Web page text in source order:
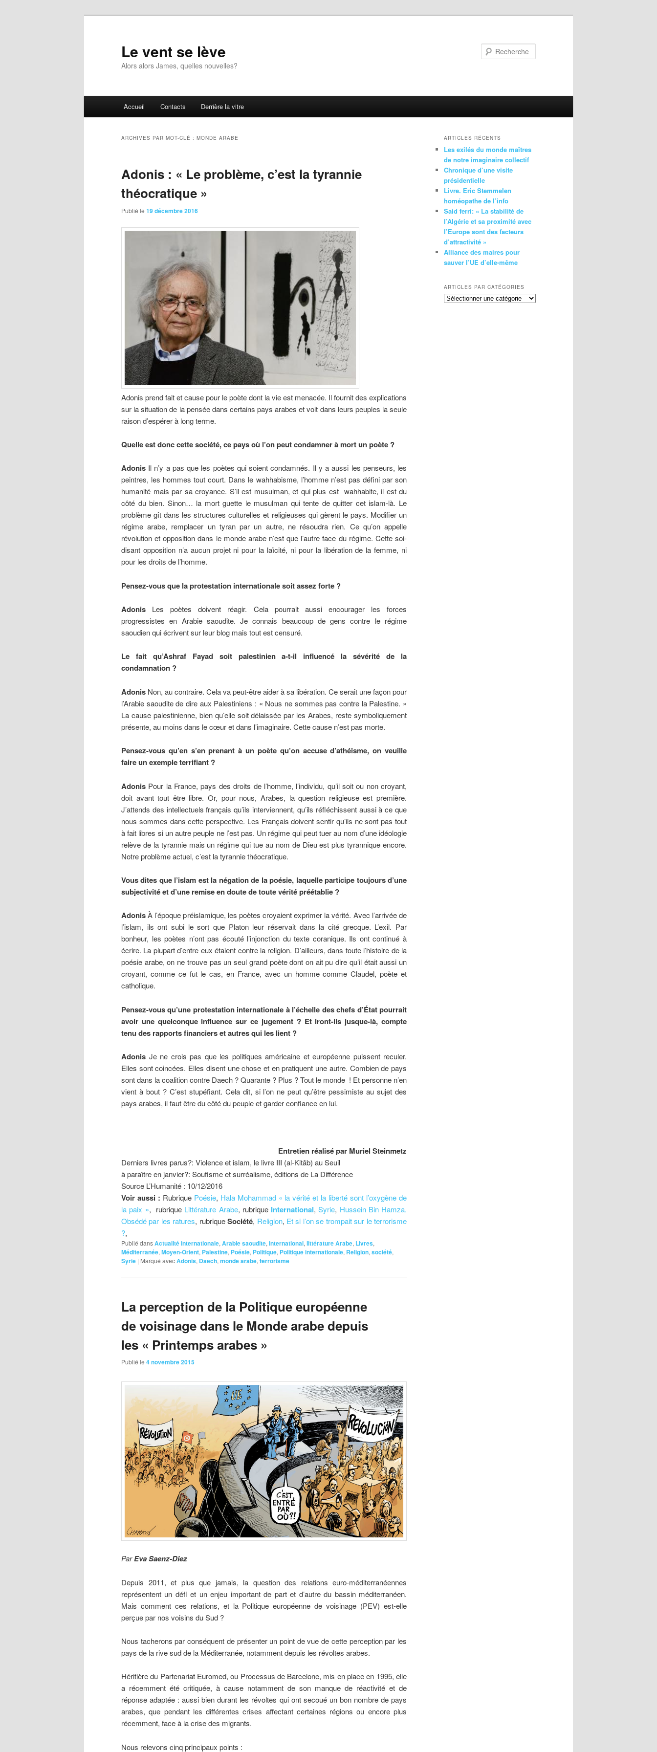
Le vent se lève
Alors alors James, quelles nouvelles?
Accueil Contacts Derrière la vitre
ARCHIVES PAR MOT-CLÉ : MONDE ARABE
Adonis : « Le problème, c’est la tyrannie
théocratique »
Publié le 19 décembre 2016
Adonis prend fait et cause pour le poète dont la vie est menacée. Il fournit des explications
sur la situation de la pensée dans certains pays arabes et voit dans leurs peuples la seule
raison d’espérer à long terme.
Quelle est donc cette société, ce pays où l’on peut condamner à mort un poète ?
Adonis Il n’y a pas que les poètes qui soient condamnés. Il y a aussi les penseurs, les
peintres, les hommes tout court. Dans le wahhabisme, l’homme n’est pas défini par son
humanité mais par sa croyance. S’il est musulman, et qui plus est wahhabite, il est du
côté du bien. Sinon… la mort guette le musulman qui tente de quitter cet islam-là. Le
problème gît dans les structures culturelles et religieuses qui gèrent le pays. Modifier un
régime arabe, remplacer un tyran par un autre, ne résoudra rien. Ce qu’on appelle
révolution et opposition dans le monde arabe n’est que l’autre face du régime. Cette soi-
disant opposition n’a aucun projet ni pour la laïcité, ni pour la libération de la femme, ni
pour les droits de l’homme.
Pensez-vous que la protestation internationale soit assez forte ?
Adonis Les poètes doivent réagir. Cela pourrait aussi encourager les forces
progressistes en Arabie saoudite. Je connais beaucoup de gens contre le régime
saoudien qui écrivent sur leur blog mais tout est censuré.
Le fait qu’Ashraf Fayad soit palestinien a-t-il influencé la sévérité de la
condamnation ?
Adonis Non, au contraire. Cela va peut-être aider à sa libération. Ce serait une façon pour
l’Arabie saoudite de dire aux Palestiniens : « Nous ne sommes pas contre la Palestine. »
La cause palestinienne, bien qu’elle soit délaissée par les Arabes, reste symboliquement
présente, au moins dans le cœur et dans l’imaginaire. Cette cause n’est pas morte.
Pensez-vous qu’en s’en prenant à un poète qu’on accuse d’athéisme, on veuille
faire un exemple terrifiant ?
Adonis Pour la France, pays des droits de l’homme, l’individu, qu’il soit ou non croyant,
doit avant tout être libre. Or, pour nous, Arabes, la question religieuse est première.
J’attends des intellectuels français qu’ils interviennent, qu’ils réfléchissent aussi à ce que
nous sommes dans cette perspective. Les Français doivent sentir qu’ils ne sont pas tout
à fait libres si un autre peuple ne l’est pas. Un régime qui peut tuer au nom d’une idéologie
relève de la tyrannie mais un régime qui tue au nom de Dieu est plus tyrannique encore.
Notre problème actuel, c’est la tyrannie théocratique.
Vous dites que l’islam est la négation de la poésie, laquelle participe toujours d’une
subjectivité et d’une remise en doute de toute vérité préétablie ?
AdonisÀ l’époque préislamique, les poètes croyaient exprimer la vérité. Avec l’arrivée de
l’islam, ils ont subi le sort que Platon leur réservait dans la cité grecque. L’exil. Par
bonheur, les poètes n’ont pas écouté l’injonction du texte coranique. Ils ont continué à
écrire. La plupart d’entre eux étaient contre la religion. D’ailleurs, dans toute l’histoire de la
poésie arabe, on ne trouve pas un seul grand poète dont on ait pu dire qu’il était aussi un
croyant, comme ce fut le cas, en France, avec un homme comme Claudel, poète et
catholique.
Pensez-vous qu’une protestation internationale à l’échelle des chefs d’État pourrait
avoir une quelconque influence sur ce jugement ? Et iront-ils jusque-là, compte
tenu des rapports financiers et autres qui les lient ?
Adonis Je ne crois pas que les politiques américaine et européenne puissent reculer.
Elles sont coincées. Elles disent une chose et en pratiquent une autre. Combien de pays
sont dans la coalition contre Daech ? Quarante ? Plus ? Tout le monde ! Et personne n’en
vient à bout ? C’est stupéfiant. Cela dit, si l’on ne peut qu’être pessimiste au sujet des
pays arabes, il faut être du côté du peuple et garder confiance en lui.
Entretien réalisé par Muriel Steinmetz
Derniers livres parus?: Violence et islam, le livre III (al-Kitâb) au Seuil
à paraître en janvier?: Soufisme et surréalisme, éditions de La Différence
Source L’Humanité : 10/12/2016
Voir aussi : Rubrique Poésie, Hala Mohammad « la vérité et la liberté sont l’oxygène de
la paix », rubrique Littérature Arabe, rubrique International,Syrie, Hussein Bin Hamza.
Obsédé par les ratures, rubriqueSociété, Religion, Et si l’on se trompait sur le terrorisme
?,
Publié dansActualité internationale, Arabie saoudite, international, littérature Arabe, Livres,
Méditerranée, Moyen-Orient, Palestine, Poésie, Politique, Politique internationale, Religion, société,
Syrie | Marqué avecAdonis, Daech, monde arabe, terrorisme
La perception de la Politique européenne
de voisinage dans le Monde arabe depuis
les « Printemps arabes »
Publié le 4 novembre 2015
ParEva Saenz-Diez
Depuis 2011, et plus que jamais, la question des relations euro-méditerranéennes
représentent un défi et un enjeu important de part et d’autre du bassin méditerranéen.
Mais comment ces relations, et la Politique européenne de voisinage (PEV) est-elle
perçue par nos voisins du Sud ?
Nous tacherons par conséquent de présenter un point de vue de cette perception par les
pays de la rive sud de la Méditerranée, notamment depuis les révoltes arabes.
Héritière du Partenariat Euromed, ou Processus de Barcelone, mis en place en 1995, elle
a récemment été critiquée, à cause notamment de son manque de réactivité et de
réponse adaptée : aussi bien durant les révoltes qui ont secoué un bon nombre de pays
arabes, que pendant les différentes crises affectant certaines régions ou encore plus
récemment, face à la crise des migrants.
Nous relevons cinq principaux points :
ARTICLES RÉCENTS
Les exilés du monde maîtres
de notre imaginaire collectif
Chronique d’une visite
présidentielle
Livre. Eric Stemmelen
homéopathe de l’info
Said ferri: « La stabilité de
l’Algérie et sa proximité avec
l’Europe sont des facteurs
d’attractivité »
Alliance des maires pour
sauver l’UE d’elle-même
ARTICLES PAR CATÉGORIES
Articles